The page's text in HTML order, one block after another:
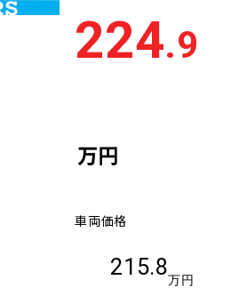
733-500
大きい順 小さ
224.9
万円
車両価格
215.8
万円